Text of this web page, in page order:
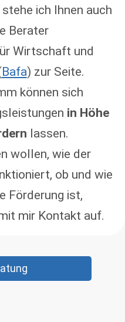
ich Ihnen auch
Berater
Wirtschaft und
Bafa) zur Seite.
können sich
in Höhe
lassen.
wollen, wie der
ob und wie
Förderung ist,
mir Kontakt auf.